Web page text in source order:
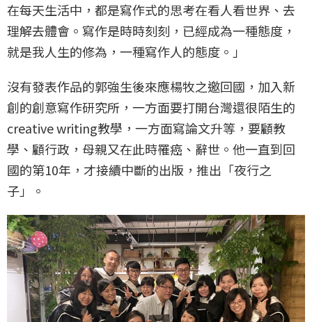
在每天生活中，都是寫作式的思考在看人看世界、去
理解去體會。寫作是時時刻刻，已經成為一種態度，
就是我人生的修為，一種寫作人的態度。」
沒有發表作品的郭強生後來應楊牧之邀回國，加入新
創的創意寫作研究所，一方面要打開台灣還很陌生的
creative writing教學，一方面寫論文升等，要顧教
學、顧行政，母親又在此時罹癌、辭世。他一直到回
國的第10年，才接續中斷的出版，推出「夜行之
子」。